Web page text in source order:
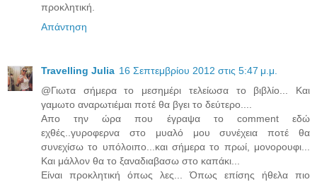
προκλητική.
Απάντηση
Travelling Julia 16 Σεπτεμβρίου 2012 στις 5:47 μ.μ.
@Γιωτα σήμερα το μεσημέρι τελείωσα το βιβλίο... Και
γαμωτο αναρωτιέμαι ποτέ θα βγει το δεύτερο....
Απο την ώρα που έγραψα το comment εδώ
εχθές..γυροφερνα στο μυαλό μου συνέχεια ποτέ θα
συνεχίσω το υπόλοιπο...και σήμερα το πρωί, μονορουφι...
Και μάλλον θα το ξαναδιαβασω στο καπάκι...
Είναι προκλητική όπως λες... Όπως επίσης ήθελα πιο